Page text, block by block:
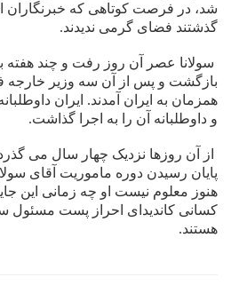
شد، در فرصت کوتاهى که خبرنگاران
گذشتند فضاى گرمى نديدند.
سولانا عصر آن روز رفت و چند هفته
بازگشت و پس از آن سه وزير خارجه
همزمان به ايران آمدند. ايران
و داوطلبانه آن را به اجرا گذاشت.
از آن روزها نزديک چهار سال مى
پایان رسیدن دوره ماموریت آقای
هنوز معلوم نیست او چه زمانی این
کسانی کاندیدای احراز پست مسئول
هستند.